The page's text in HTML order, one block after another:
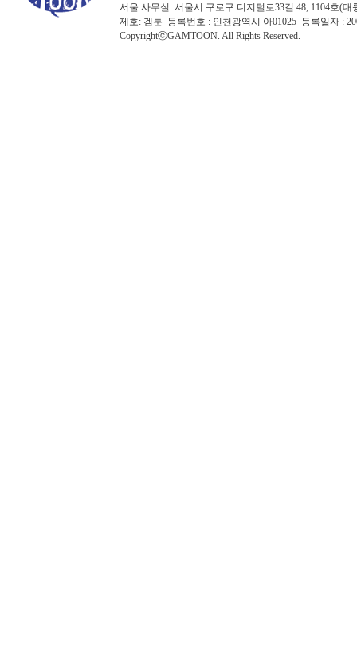
서울 사무실: 서울시 구로구 디지털로33길 48, 1104호(대
제호: 겜툰 등록번호 : 인천광역시 아01025 등록일자 :
CopyrightⓒGAMTOON. All Rights Reserved.